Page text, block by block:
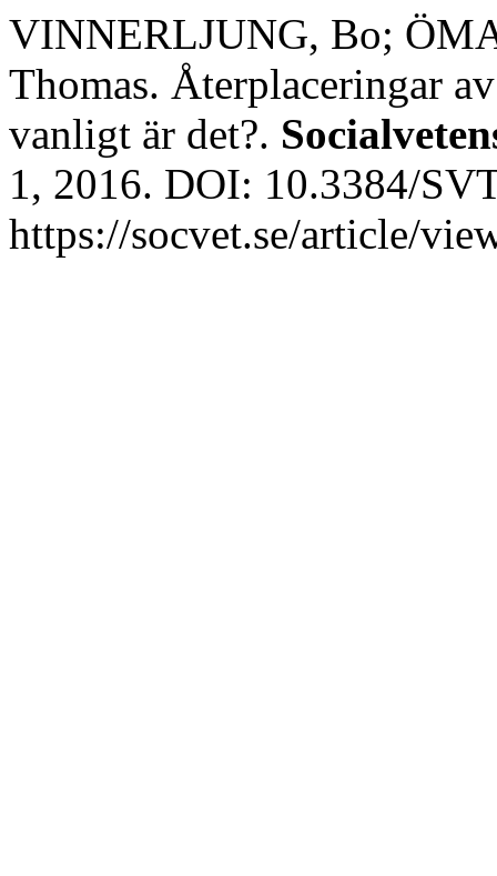
VINNERLJUNG, Bo;
Thomas. Återplaceringar
vanligt är det?.
1, 2016. DOI: 10.3384/
https://socvet.se/article/